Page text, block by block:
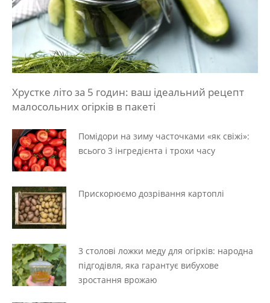
Хрустке літо за 5 годин: ваш ідеальний рецепт
малосольних огірків в пакеті
Помідори на зиму часточками «як свіжі»:
всього 3 інгредієнта і трохи часу
Прискорюємо дозрівання картоплі
3 столові ложки меду для огірків: народна
підгодівля, яка гарантує вибухове
зростання врожаю